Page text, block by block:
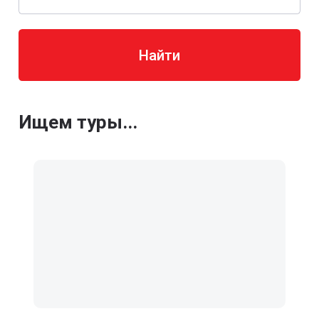
Найти
Ищем туры...